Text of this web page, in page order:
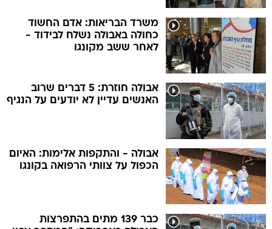
משרד הבריאות: אדם החשוד
כחולה באבולה נשלח לבידוד -
לאחר ששב מקונגו
אבולה חוזרת: 5 דברים שרוב
האנשים עדיין לא יודעים על הנגיף
אבולה - והתקפות אלימות: האיום
הכפול על צוותי הרפואה בקונגו
כבר 139 מתים בהתפרצות